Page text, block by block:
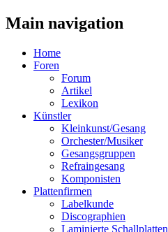
Main navigation
Home
Foren
Forum
Artikel
Lexikon
Künstler
Kleinkunst/Gesang
Orchester/Musiker
Gesangsgruppen
Refraingesang
Komponisten
Plattenfirmen
Labelkunde
Discographien
Laminierte Schallplatten